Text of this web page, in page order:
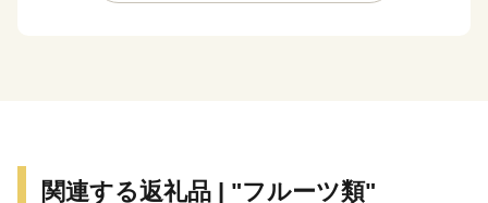
👉秋の味覚の果物定期便
関連する返礼品 | "フルーツ類"